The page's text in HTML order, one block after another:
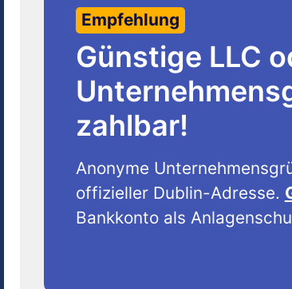
Empfehlung
Günstige LLC
zahlbar!
Anonyme
offizieller Dublin-Adresse.
Bankkonto als